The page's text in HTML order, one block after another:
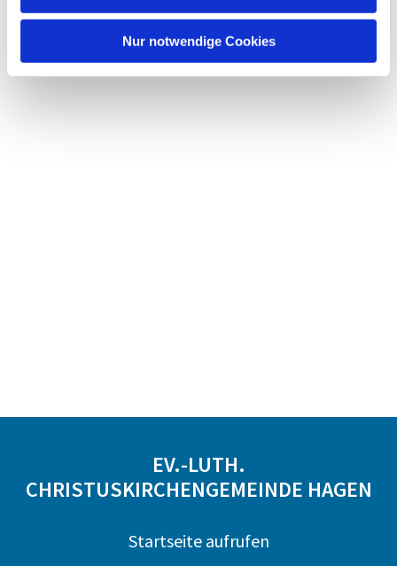
Nur notwendige Cookies
EV.-LUTH.
CHRISTUSKIRCHENGEMEINDE HAGEN
Startseite aufrufen